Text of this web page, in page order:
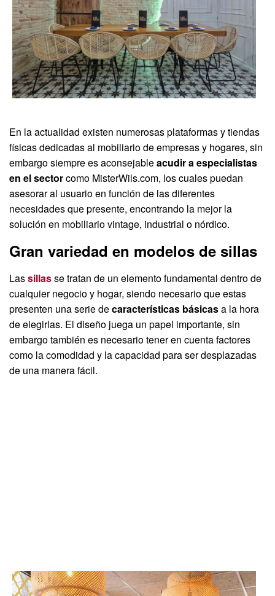
En la actualidad existen numerosas plataformas y tiendas
físicas dedicadas al mobiliario de empresas y hogares, sin
embargo siempre es aconsejableacudir a especialistas
en el sectorcomo MisterWils.com, los cuales puedan
asesorar al usuario en función de las diferentes
necesidades que presente, encontrando la mejor la
solución en mobiliario vintage, industrial o nórdico.
Gran variedad en modelos de sillas
Lassillasse tratan de un elemento fundamental dentro de
cualquier negocio y hogar, siendo necesario que estas
presenten una serie decaracterísticas básicasa la hora
de elegirlas. El diseño juega un papel importante, sin
embargo también es necesario tener en cuenta factores
como la comodidad y la capacidad para ser desplazadas
de una manera fácil.